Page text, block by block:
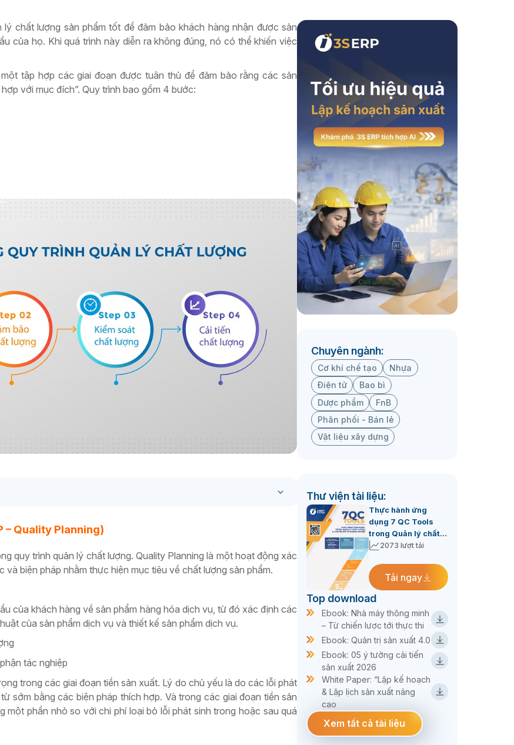
Xem thêm
chất lượng sản phẩm tốt để đảm bảo khách hàng nhận được sản
của họ. Khi quá trình này diễn ra không đúng, nó có thể khiến việc
tập hợp các giai đoạn được tuân thủ để đảm bảo rằng các sản
với mục đích”. Quy trình bao gồm 4 bước:
– Quality Planning)
quy trình quản lý chất lượng. Quality Planning là một hoạt động xác
biện pháp nhằm thực hiện mục tiêu về chất lượng sản phẩm.
của khách hàng về sản phẩm hàng hóa dịch vụ, từ đó xác định các
của sản phẩm dịch vụ và thiết kế sản phẩm dịch vụ.
tác nghiệp
trong các giai đoạn tiền sản xuất. Lý do chủ yếu là do các lỗi phát
sớm bằng các biện pháp thích hợp. Và trong các giai đoạn tiền sản
một phần nhỏ so với chi phí loại bỏ lỗi phát sinh trong hoặc sau quá
Chuyên ngành:
Cơ khí chế tạo
Nhựa
Điện tử
Bao bì
Dược phẩm
FnB
Phân phối - Bán lẻ
Vật liệu xây dựng
Thư viện tài liệu:
Thực hành ứng
dụng 7 QC Tools
trong Quản lý chất
lượng & Chuyển đổi
2073 lượt tải
Tải ngay
Top download
Ebook: Nhà máy thông minh
– Từ chiến lược tới thực thi
Ebook: Quản trị sản xuất 4.0
Ebook: 05 ý tưởng cải tiến
sản xuất 2026
White Paper: “Lập kế hoạch
& Lập lịch sản xuất nâng
cao
Xem tất cả tài liệu